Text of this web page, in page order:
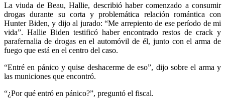
Bluesky
La viuda de Beau, Hallie, describió haber comenzado a consumir
drogas durante su corta y problemática relación romántica con
Hunter Biden, y dijo al jurado: “Me arrepiento de ese período de mi
vida”. Hallie Biden testificó haber encontrado restos de crack y
parafernalia de drogas en el automóvil de él, junto con el arma de
fuego que está en el centro del caso.
“Entré en pánico y quise deshacerme de eso”, dijo sobre el arma y
las municiones que encontró.
“¿Por qué entró en pánico?”, preguntó el fiscal.